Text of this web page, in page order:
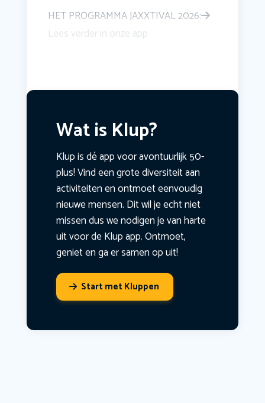
HET PROGRAMMA JAXXTIVAL 2026:
Lees verder in onze app
Wat is Klup?
Klup is dé app voor avontuurlijk 50-
plus! Vind een grote diversiteit aan
activiteiten en ontmoet eenvoudig
nieuwe mensen. Dit wil je echt niet
missen dus we nodigen je van harte
uit voor de Klup app. Ontmoet,
geniet en ga er samen op uit!
Start met Kluppen